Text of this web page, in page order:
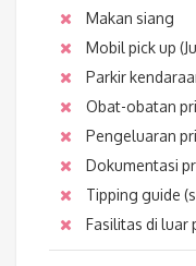
Makan siang
Mobil pick up
Parkir
Obat-obatan
Pengeluaran
Dokumentasi
Tipping guide
Fasilitas di luar